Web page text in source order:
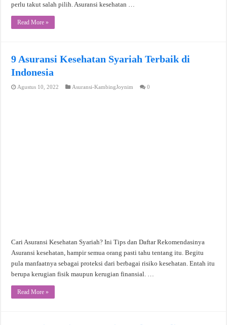
perlu takut salah pilih. Asuransi kesehatan …
Read More »
9 Asuransi Kesehatan Syariah Terbaik di
Indonesia
Agustus 10, 2022 Asuransi-KambingJoynim 0
Cari Asuransi Kesehatan Syariah? Ini Tips dan Daftar Rekomendasinya
Asuransi kesehatan, hampir semua orang pasti tahu tentang itu. Begitu
pula manfaatnya sebagai proteksi dari berbagai risiko kesehatan. Entah itu
berupa kerugian fisik maupun kerugian finansial. …
Read More »